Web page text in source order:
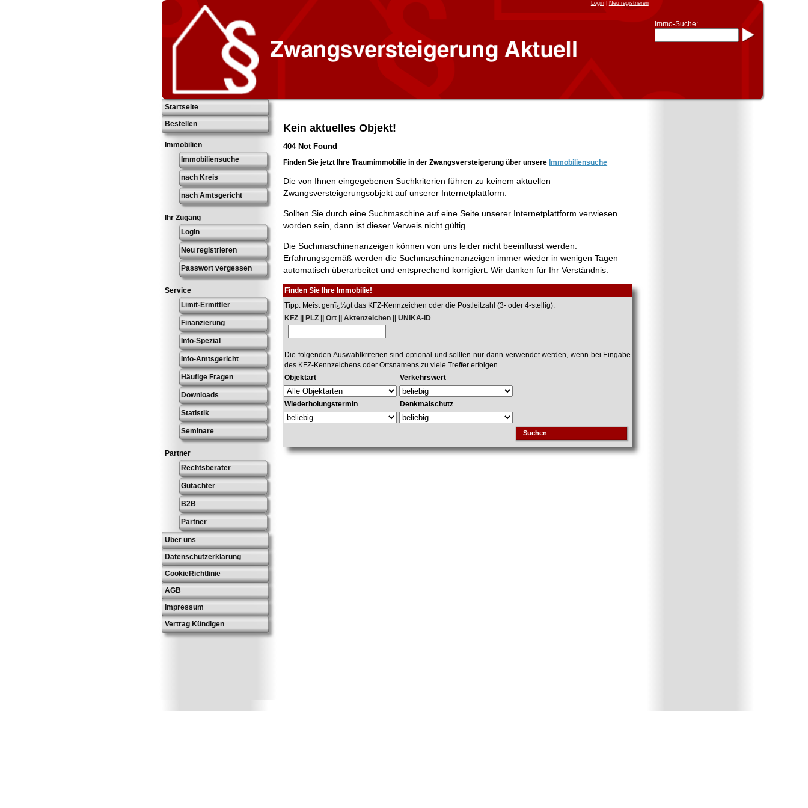
Login| Neu registrieren
Immo-Suche:
Startseite
Bestellen
Immobilien
Immobiliensuche
nach Kreis
nach Amtsgericht
Ihr Zugang
Login
Neu registrieren
Passwort vergessen
Service
Limit-Ermittler
Finanzierung
Info-Spezial
Info-Amtsgericht
Häufige Fragen
Downloads
Statistik
Seminare
Partner
Rechtsberater
Gutachter
B2B
Partner
Über uns
Datenschutzerklärung
CookieRichtlinie
AGB
Impressum
Vertrag Kündigen
Kein aktuelles Objekt!
404 Not Found
Finden Sie jetzt Ihre Traumimmobilie in der Zwangsversteigerung über unsereImmobiliensuche
Die von Ihnen eingegebenen Suchkriterien führen zu keinem aktuellen
Zwangsversteigerungsobjekt auf unserer Internetplattform.
Sollten Sie durch eine Suchmaschine auf eine Seite unserer Internetplattform verwiesen
worden sein, dann ist dieser Verweis nicht gültig.
Die Suchmaschinenanzeigen können von uns leider nicht beeinflusst werden.
Erfahrungsgemäß werden die Suchmaschinenanzeigen immer wieder in wenigen Tagen
automatisch überarbeitet und entsprechend korrigiert. Wir danken für Ihr Verständnis.
Finden Sie Ihre Immobilie!
Tipp: Meist genï¿½gt das KFZ-Kennzeichen oder die Postleitzahl (3- oder 4-stellig).
KFZ || PLZ || Ort || Aktenzeichen || UNIKA-ID
Die folgenden Auswahlkriterien sind optional und sollten nur dann verwendet werden, wenn bei Eingabe
des KFZ-Kennzeichens oder Ortsnamens zu viele Treffer erfolgen.
Objektart
Verkehrswert
Wiederholungstermin Denkmalschutz
Suchen